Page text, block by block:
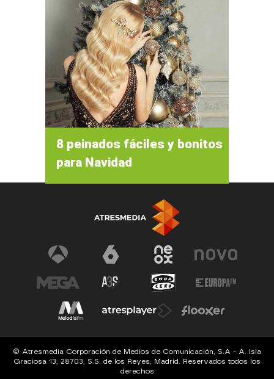
8 peinados fáciles y bonitos
para Navidad
© Atresmedia Corporación de Medios de Comunicación, S.A - A. Isla
Graciosa 13, 28703, S.S. de los Reyes, Madrid. Reservados todos los
derechos